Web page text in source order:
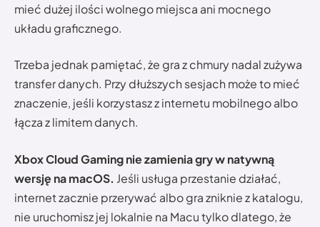
mieć dużej ilości wolnego miejsca ani mocnego
układu graficznego.
Trzeba jednak pamiętać, że gra z chmury nadal zużywa
transfer danych. Przy dłuższych sesjach może to mieć
znaczenie, jeśli korzystasz z internetu mobilnego albo
łącza z limitem danych.
Xbox Cloud Gaming nie zamienia gry w natywną
wersję na macOS. Jeśli usługa przestanie działać,
internet zacznie przerywać albo gra zniknie z katalogu,
nie uruchomisz jej lokalnie na Macu tylko dlatego, że